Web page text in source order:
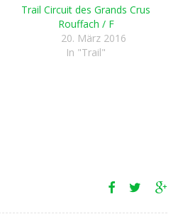
Trail Circuit des Grands Crus
Rouffach / F
20. März 2016
In "Trail"